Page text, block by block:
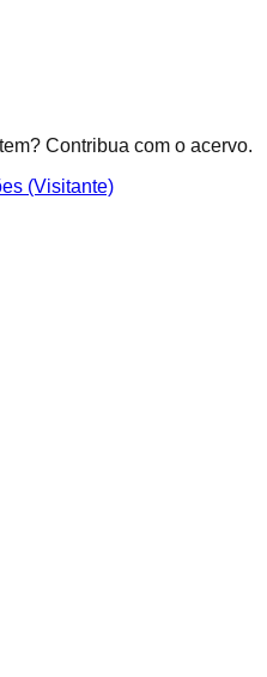
Contribua com o acervo.
(Visitante)